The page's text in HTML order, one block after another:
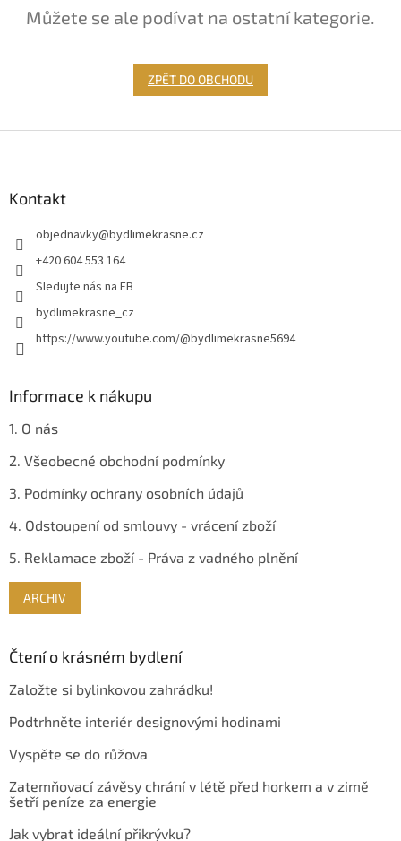
Můžete se ale podívat na ostatní kategorie.
ZPĚT DO OBCHODU
Kontakt
objednavky@bydlimekrasne.cz
+420 604 553 164
Sledujte nás na FB
bydlimekrasne_cz
https://www.youtube.com/@bydlimekrasne5694
Informace k nákupu
1. O nás
2. Všeobecné obchodní podmínky
3. Podmínky ochrany osobních údajů
4. Odstoupení od smlouvy - vrácení zboží
5. Reklamace zboží - Práva z vadného plnění
ARCHIV
Čtení o krásném bydlení
Založte si bylinkovou zahrádku!
Podtrhněte interiér designovými hodinami
Vyspěte se do růžova
Zatemňovací závěsy chrání v létě před horkem a v zimě
šetří peníze za energie
Jak vybrat ideální přikrývku?